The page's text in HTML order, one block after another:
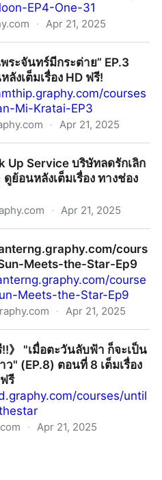
EP4-One-31
· Apr 21, 2025
รี One 31
ระจันทร์มีกระต่าย” EP.3
งเต็มเรื่อง HD ฟรี!
courses
Mi-Kratai-EP3
· Apr 21, 2025
Up Service บริษัทลดรักเลิก
ย้อนหลังเต็มเรื่อง ทางช่อง
· Apr 21, 2025
ช่อง GMM25
cours
Meets-the-Star-Ep9
course
Meets-the-Star-Ep9
· Apr 21, 2025
!!》 "เมื่อตะวันลับฟ้า ก็จะเป็น
ว" (EP.8) ตอนที่ 8 เต็มเรื่อง
รี
courses/until
· Apr 21, 2025